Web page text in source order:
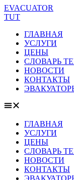
EVACUATOR
TUT
ГЛАВНАЯ
УСЛУГИ
ЦЕНЫ
СЛОВАРЬ
НОВОСТИ
КОНТАКТЫ
ГЛАВНАЯ
УСЛУГИ
ЦЕНЫ
СЛОВАРЬ
НОВОСТИ
КОНТАКТЫ